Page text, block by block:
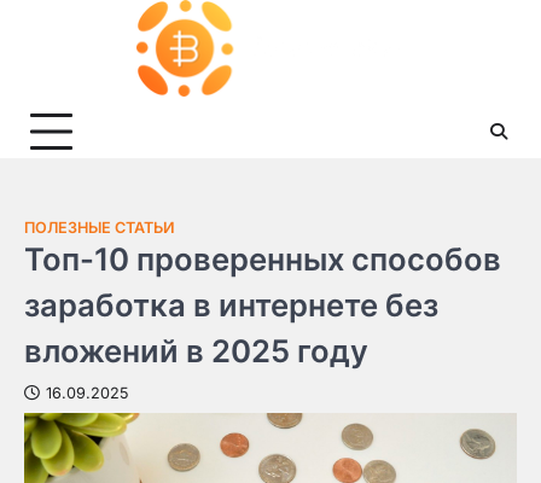
ПОЛЕЗНЫЕ СТАТЬИ
Топ-10 проверенных способов
заработка в интернете без
вложений в 2025 году
16.09.2025